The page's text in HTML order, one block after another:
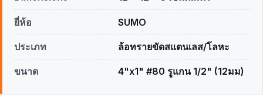
ยี่ห้อ SUMO
ประเภท ล้อทรายขัดสแตนเลส/โลหะ
ขนาด 4"x1" #80 รูแกน 1/2" (12มม)